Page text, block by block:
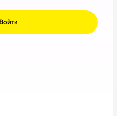
Войти